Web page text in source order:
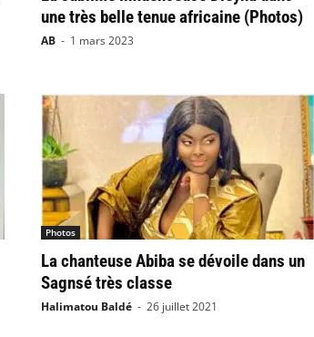
une très belle tenue africaine (Photos)
AB - 1 mars 2023
Photos
La chanteuse Abiba se dévoile dans un
Sagnsé très classe
Halimatou Baldé - 26 juillet 2021